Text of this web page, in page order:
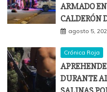
ARMADO
CALDERÓN
agosto 5,
Crónica Roja
DURANTE